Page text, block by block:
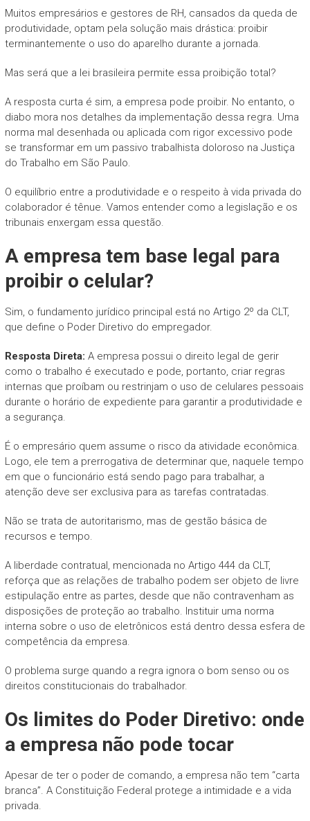
Muitos empresários e gestores de RH, cansados da queda de
produtividade, optam pela solução mais drástica: proibir
terminantemente o uso do aparelho durante a jornada.
Mas será que a lei brasileira permite essa proibição total?
A resposta curta é sim, a empresa pode proibir. No entanto, o
diabo mora nos detalhes da implementação dessa regra. Uma
norma mal desenhada ou aplicada com rigor excessivo pode
se transformar em um passivo trabalhista doloroso na Justiça
do Trabalho em São Paulo.
O equilíbrio entre a produtividade e o respeito à vida privada do
colaborador é tênue. Vamos entender como a legislação e os
tribunais enxergam essa questão.
A empresa tem base legal para
proibir o celular?
Sim, o fundamento jurídico principal está no Artigo 2º da CLT,
que define o Poder Diretivo do empregador.
Resposta Direta: A empresa possui o direito legal de gerir
como o trabalho é executado e pode, portanto, criar regras
internas que proíbam ou restrinjam o uso de celulares pessoais
durante o horário de expediente para garantir a produtividade e
a segurança.
É o empresário quem assume o risco da atividade econômica.
Logo, ele tem a prerrogativa de determinar que, naquele tempo
em que o funcionário está sendo pago para trabalhar, a
atenção deve ser exclusiva para as tarefas contratadas.
Não se trata de autoritarismo, mas de gestão básica de
recursos e tempo.
A liberdade contratual, mencionada no Artigo 444 da CLT,
reforça que as relações de trabalho podem ser objeto de livre
estipulação entre as partes, desde que não contravenham as
disposições de proteção ao trabalho. Instituir uma norma
interna sobre o uso de eletrônicos está dentro dessa esfera de
competência da empresa.
O problema surge quando a regra ignora o bom senso ou os
direitos constitucionais do trabalhador.
Os limites do Poder Diretivo: onde
a empresa não pode tocar
Apesar de ter o poder de comando, a empresa não tem “carta
branca”. A Constituição Federal protege a intimidade e a vida
privada.